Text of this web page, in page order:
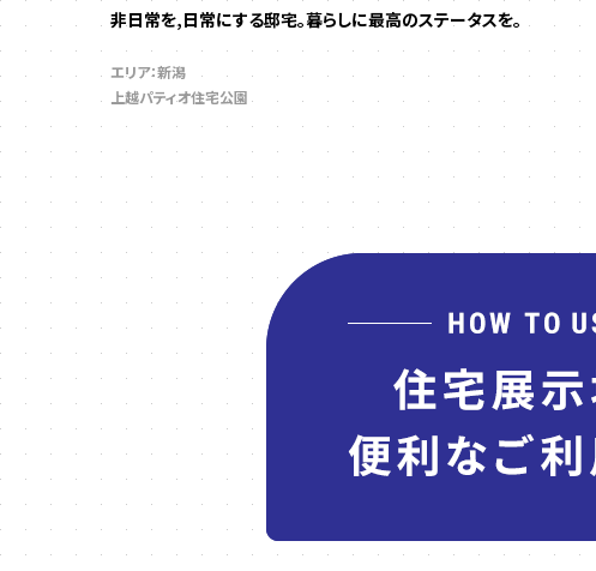
非日常を,日常にする邸宅。暮らしに最高のステータスを。
エリア：新潟
上越パティオ住宅公園